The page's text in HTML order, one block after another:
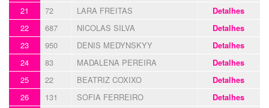
21 72 LARA FREITAS Detalhes
22 687 NICOLAS SILVA Detalhes
23 950 DENIS MEDYNSKYY Detalhes
24 83 MADALENA PEREIRA Detalhes
25 22 BEATRIZ COXIXO Detalhes
26 131 SOFIA FERREIRO Detalhes